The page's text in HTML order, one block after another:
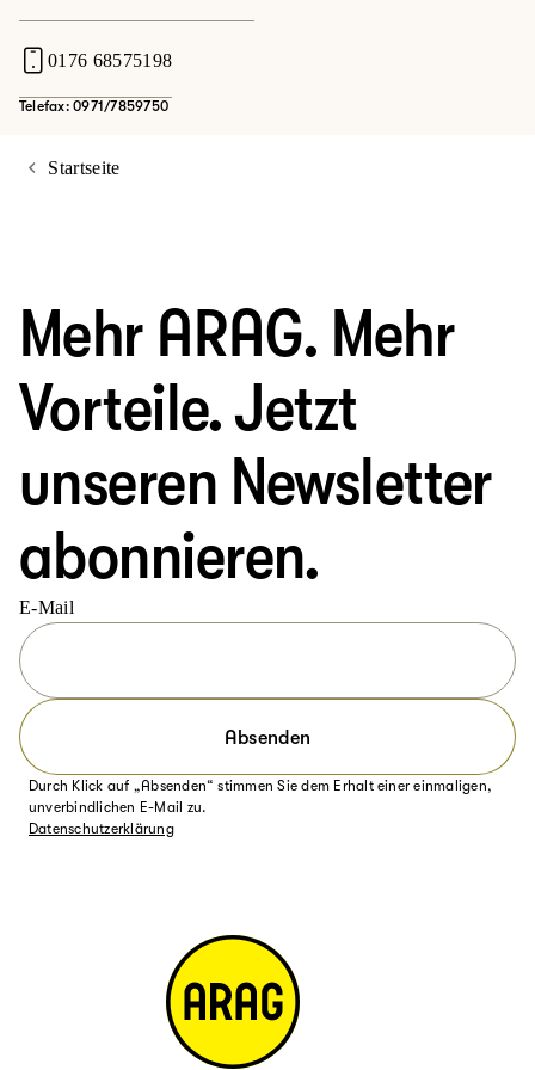
0176 68575198
Telefax: 0971/7859750
Startseite
Mehr ARAG. Mehr
Vorteile. Jetzt
unseren Newsletter
abonnieren.
E-Mail
Absenden
Durch Klick auf „Absenden“ stimmen Sie dem Erhalt einer einmaligen,
unverbindlichen E-Mail zu.
Datenschutzerklärung